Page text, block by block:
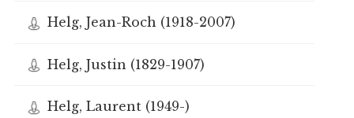
Helg, Jean-Roch (1918-2007)
Helg, Justin (1829-1907)
Helg, Laurent (1949-)